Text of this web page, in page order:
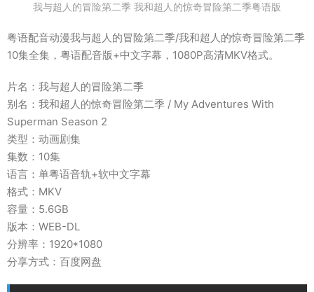
我与超人的冒险第二季 我和超人的惊奇冒险第二季粤语版
粤语配音动漫我与超人的冒险第二季/我和超人的惊奇冒险第二季
10集全集，粤语配音版+中文字幕，1080P高清MKV格式。
片名：我与超人的冒险第二季
别名：我和超人的惊奇冒险第二季 / My Adventures With
Superman Season 2
类型：动画剧集
集数：10集
语言：单粤语音轨+软中文字幕
格式：MKV
容量：5.6GB
版本：WEB-DL
分辨率：1920*1080
分享方式：百度网盘